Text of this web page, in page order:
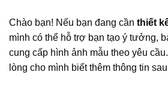
Chào bạn! Nếu bạn đang cần thiết
mình có thể hỗ trợ bạn tạo ý tưởng,
cung cấp hình ảnh mẫu theo yêu
lòng cho mình biết thêm thông tin